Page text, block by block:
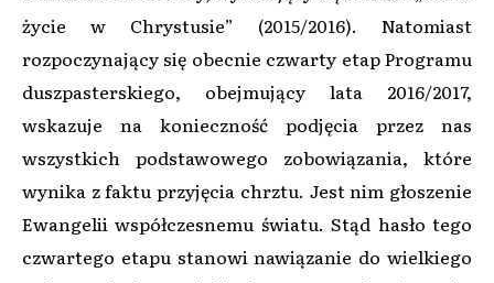
życie w Chrystusie” (2015/2016). Natomiast
rozpoczynający się obecnie czwarty etap Programu
duszpasterskiego, obejmujący lata 2016/2017,
wskazuje na konieczność podjęcia przez nas
wszystkich podstawowego zobowiązania, które
wynika z faktu przyjęcia chrztu. Jest nim głoszenie
Ewangelii współczesnemu światu. Stąd hasło tego
czwartego etapu stanowi nawiązanie do wielkiego